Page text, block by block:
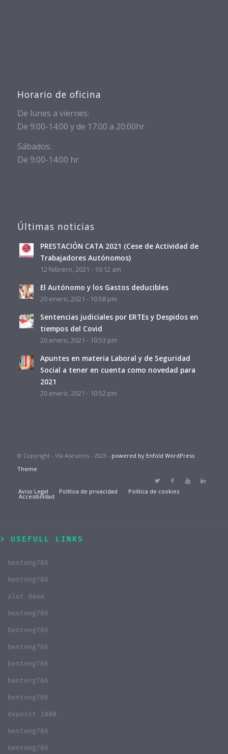
Horario de oficina
De lunes a viernes:
De 9:00-14:00 y de 17:00 a 20:00hr
Sábados:
De 9:00-14:00 hr
Últimas noticias
PRESTACIÓN CATA 2021 (Cese de Actividad de
Trabajadores Autónomos)
12 febrero, 2021 - 10:12 am
El Autónomo y los Gastos deducibles
20 enero, 2021 - 10:58 pm
Sentencias judiciales por ERTEs y Despidos en
tiempos del Covid
20 enero, 2021 - 10:53 pm
Apuntes en materia Laboral y de Seguridad
Social a tener en cuenta como novedad para
2021
20 enero, 2021 - 10:52 pm
© Copyright - Via Asesores - 2023 - powered by Enfold WordPress
Theme
Aviso Legal Política de privacidad Política de cookies
Accesibilidad
USEFULL LINKS
benteng786
benteng786
slot dana
benteng786
benteng786
benteng786
benteng786
benteng786
benteng786
deposit 1000
benteng786
benteng786